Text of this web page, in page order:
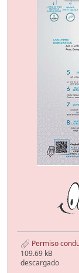
Permiso
109.69 kB
descargado